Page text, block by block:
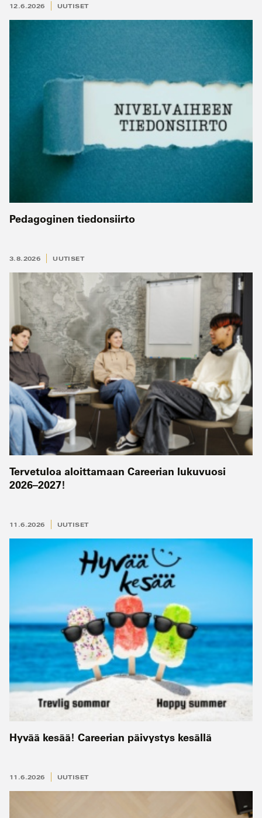
12.6.2026 UUTISET
Pedagoginen tiedonsiirto
3.8.2026 UUTISET
Tervetuloa aloittamaan Careerian lukuvuosi
2026–2027!
11.6.2026 UUTISET
Hyvää kesää! Careerian päivystys kesällä
11.6.2026 UUTISET